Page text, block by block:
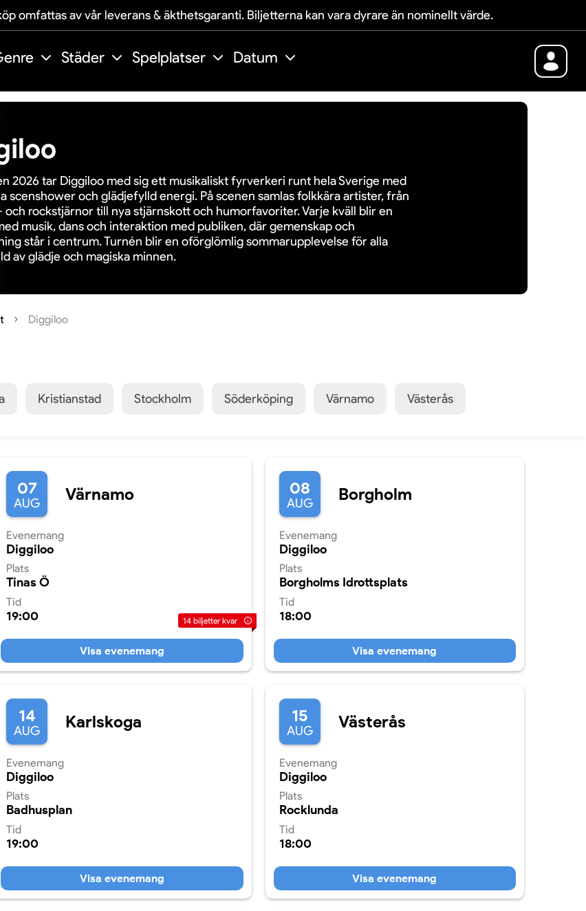
omfattas av vår leverans & äkthetsgaranti. Biljetterna kan vara dyrare än nominellt värde.
Städer Spelplatser Datum
2026 tar Diggiloo med sig ett musikaliskt fyrverkeri runt hela Sverige med
scenshower och glädjefylld energi. På scenen samlas folkkära artister, från
och rockstjärnor till nya stjärnskott och humorfavoriter. Varje kväll blir en
musik, dans och interaktion med publiken, där gemenskap och
står i centrum. Turnén blir en oförglömlig sommarupplevelse för alla
av glädje och magiska minnen.
Diggiloo
Kristianstad Stockholm Söderköping Värnamo Västerås
07
AUG Värnamo
Plats
Tinas Ö
Evenemang
Diggiloo
Tid
19:00
Visa evenemang
14 biljetter kvar
08
AUG Borgholm
Plats
Borgholms Idrottsplats
Evenemang
Diggiloo
Tid
18:00
Visa evenemang
14
AUG Karlskoga
Plats
Badhusplan
Evenemang
Diggiloo
Tid
19:00
Visa evenemang
15
AUG Västerås
Plats
Rocklunda
Evenemang
Diggiloo
Tid
18:00
Visa evenemang